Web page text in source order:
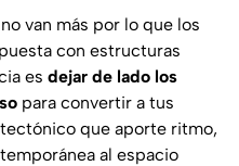
van más por lo que los
con estructuras
es dejar de lado los
para convertir a tus
que aporte ritmo,
al espacio